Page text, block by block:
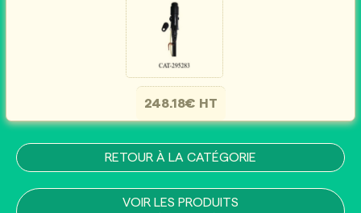
248.18€ HT
RETOUR À LA CATÉGORIE
VOIR LES PRODUITS